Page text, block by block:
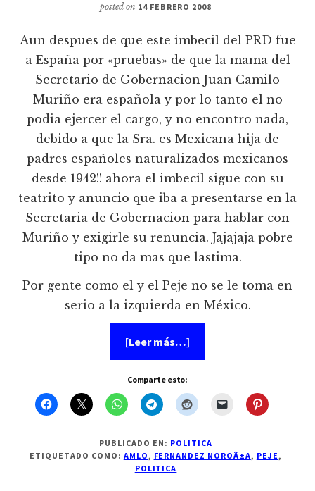
posted on 14 FEBRERO 2008
Aun despues de que este imbecil del PRD fue
a España por «pruebas» de que la mama del
Secretario de Gobernacion Juan Camilo
Muriño era española y por lo tanto el no
podia ejercer el cargo, y no encontro nada,
debido a que la Sra. es Mexicana hija de
padres españoles naturalizados mexicanos
desde 1942!! ahora el imbecil sigue con su
teatrito y anuncio que iba a presentarse en la
Secretaria de Gobernacion para hablar con
Muriño y exigirle su renuncia. Jajajaja pobre
tipo no da mas que lastima.
Por gente como el y el Peje no se le toma en
serio a la izquierda en México.
[Leer más…]
Fernandez
un
gran
imbecil,
lugar
a
duda
Comparte esto:
PUBLICADO EN: POLITICA
ETIQUETADO COMO: AMLO , FERNANDEZ NOROÃ±A, PEJE ,
POLITICA